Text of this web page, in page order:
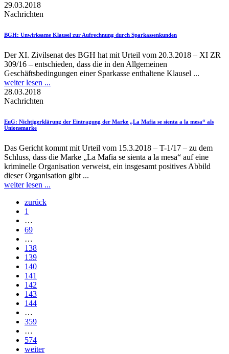
29.03.2018
Nachrichten
BGH: Unwirksame Klausel zur Aufrechnung durch Sparkassenkunden
Der XI. Zivilsenat des BGH hat mit Urteil vom 20.3.2018 – XI ZR
309/16 – entschieden, dass die in den Allgemeinen
Geschäftsbedingungen einer Sparkasse enthaltene Klausel ...
weiter lesen ...
28.03.2018
Nachrichten
EuG: Nichtigerklärung der Eintragung der Marke „La Mafia se sienta a la mesa“ als
Unionsmarke
Das Gericht kommt mit Urteil vom 15.3.2018 – T-1/17 – zu dem
Schluss, dass die Marke „La Mafia se sienta a la mesa“ auf eine
kriminelle Organisation verweist, ein insgesamt positives Abbild
dieser Organisation gibt ...
weiter lesen ...
zurück
1
…
69
…
138
139
140
141
142
143
144
…
359
…
574
weiter